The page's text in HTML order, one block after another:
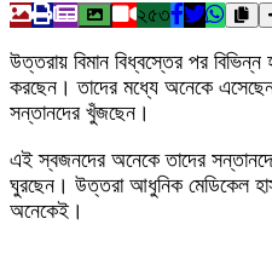
২৫৩
উত্তরায় বিমান বিধ্বস্তের পর
করছেন। তাদের মধ্যে অনেকে
সন্তানদের খুঁজছেন।
এই স্বজনদের অনেকে তাদের
ঘুরছেন। উত্তরা আধুনিক মেডিকেল
অনেকেই।